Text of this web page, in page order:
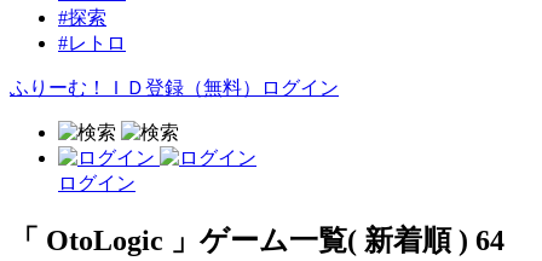
#探索
#レトロ
ふりーむ！ＩＤ登録（無料） ログイン
ログイン
「 OtoLogic 」ゲーム一覧( 新着順 ) 64